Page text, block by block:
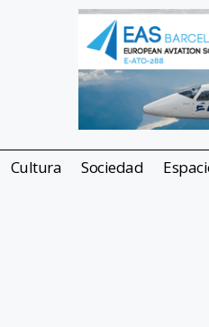
Cultura Sociedad